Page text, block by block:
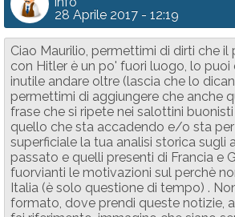
28 Aprile 2017 - 12:19
Ciao Maurilio, permettimi di dirti che
con Hitler è un po' fuori luogo, lo puoi
inutile andare oltre (lascia che lo
permettimi di aggiungere che anche
frase che si ripete nei salottini
quello che sta accadendo e/o sta
superficiale la tua analisi storica sugli
passato e quelli presenti di Francia e
fuorvianti le motivazioni sul perchè
Italia (è solo questione di tempo) .
formato, dove prendi queste notizie,